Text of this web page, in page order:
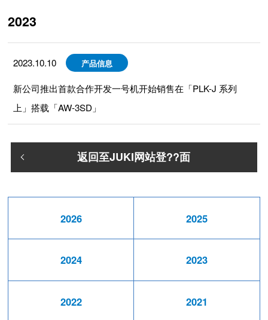
2026 2025
2024 2023
2022 2021
2023
2023.10.10 产品信息
新公司推出首款合作开发一号机开始销售在「PLK-J 系列
上」搭载「AW-3SD」
返回至JUKI网站登??面